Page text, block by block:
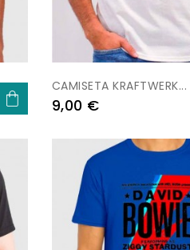
CAMISETA KRAFTWERK...
Preu
9,00 €